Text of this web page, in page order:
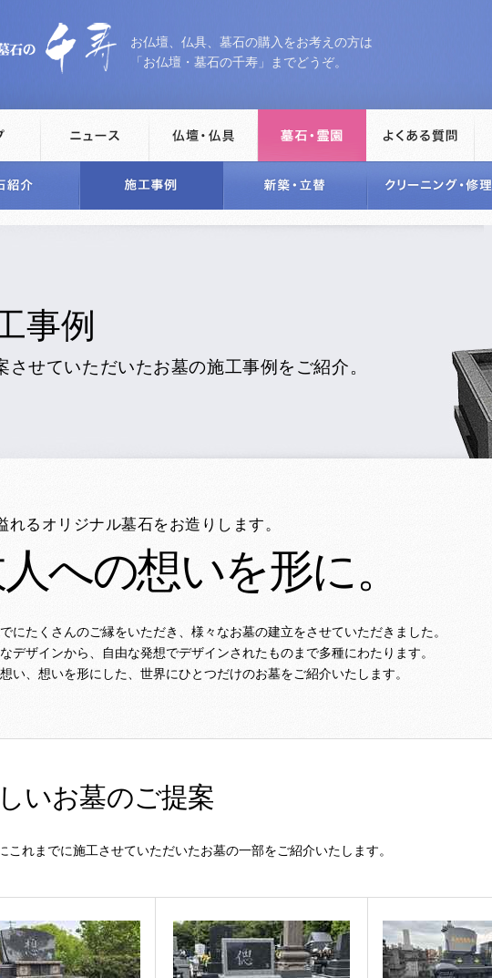
お仏壇、仏具、墓石の購入をお考えの方は
「お仏壇・墓石の千寿」までどうぞ。
事例
させていただいたお墓の施工事例をご紹介。
れるオリジナル墓石をお造りします。
への想いを形に。
にたくさんのご縁をいただき、様々なお墓の建立をさせていただきました。
デザインから、自由な発想でデザインされたものまで多種にわたります。
い、想いを形にした、世界にひとつだけのお墓をご紹介いたします。
いお墓のご提案
これまでに施工させていただいたお墓の一部をご紹介いたします。